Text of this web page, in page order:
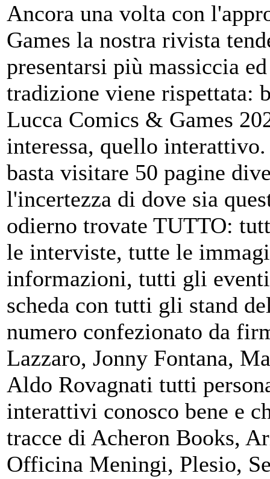
Ancora una volta con
Games la nostra rivista
presentarsi più massiccia
tradizione viene rispettata:
Lucca Comics & Games
interessa, quello
basta visitare 50 pagine
l'incertezza di dove sia
odierno trovate TUTTO:
le interviste, tutte le
informazioni, tutti gli
scheda con tutti gli stand
numero confezionato da
Lazzaro, Jonny Fontana,
Aldo Rovagnati tutti
interattivi conosco bene e
tracce di Acheron Books,
Officina Meningi, Plesio,